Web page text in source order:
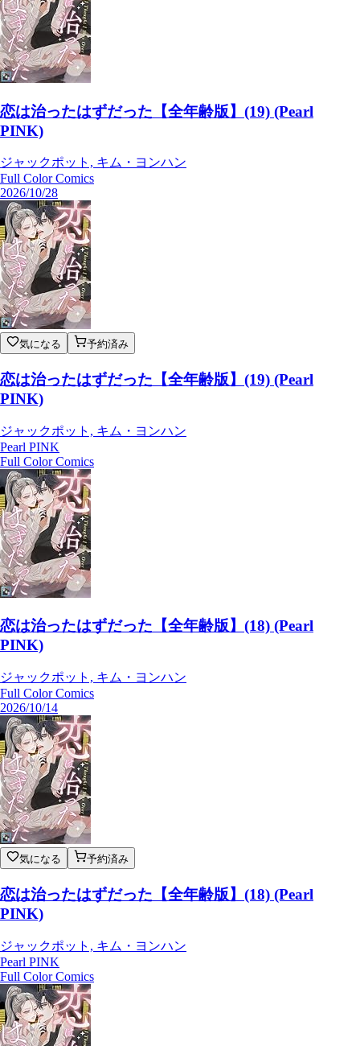
恋は治ったはずだった【全年齢版】(19) (Pearl
PINK)
ジャックポット, キム・ヨンハン
Full Color Comics
2026/10/28
気になる 予約済み
恋は治ったはずだった【全年齢版】(19) (Pearl
PINK)
ジャックポット, キム・ヨンハン
Pearl PINK
Full Color Comics
恋は治ったはずだった【全年齢版】(18) (Pearl
PINK)
ジャックポット, キム・ヨンハン
Full Color Comics
2026/10/14
気になる 予約済み
恋は治ったはずだった【全年齢版】(18) (Pearl
PINK)
ジャックポット, キム・ヨンハン
Pearl PINK
Full Color Comics